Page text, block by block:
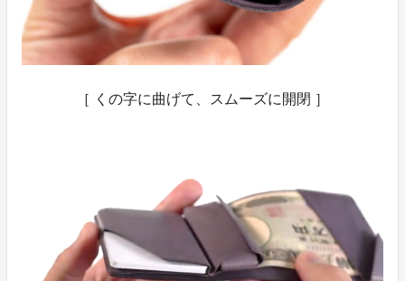
［ くの字に曲げて、スムーズに開閉 ］